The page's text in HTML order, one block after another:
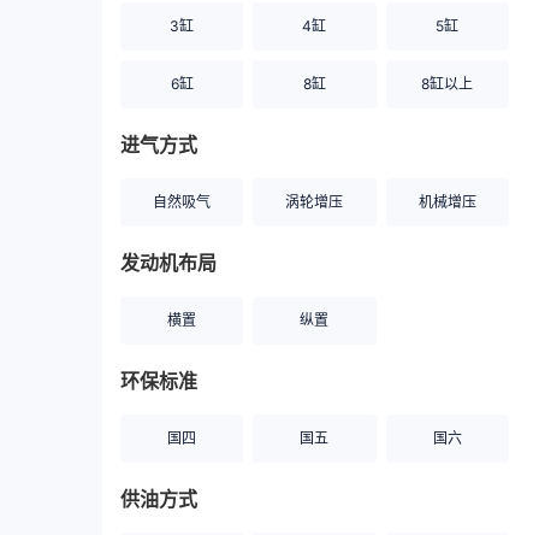
3缸 4缸 5缸
6缸 8缸 8缸以上
进气方式
自然吸气 涡轮增压 机械增压
发动机布局
横置 纵置
环保标准
国四 国五 国六
供油方式